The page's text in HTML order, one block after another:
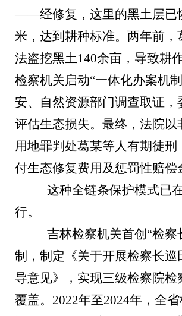
——经修复，这里的黑土层已
米，达到耕种标准。两年前，
法盗挖黑土140余亩，导致耕
检察机关启动“一体化办案机
安、自然资源部门调查取证，
评估生态损失。最终，法院以
用地罪判处葛某等人有期徒刑
付生态修复费用及惩罚性赔偿
这种全链条保护模式已
行。
吉林检察机关首创“检察
制，制定《关于开展检察长巡
导意见》，实现三级检察院检
覆盖。2022年至2024年，全